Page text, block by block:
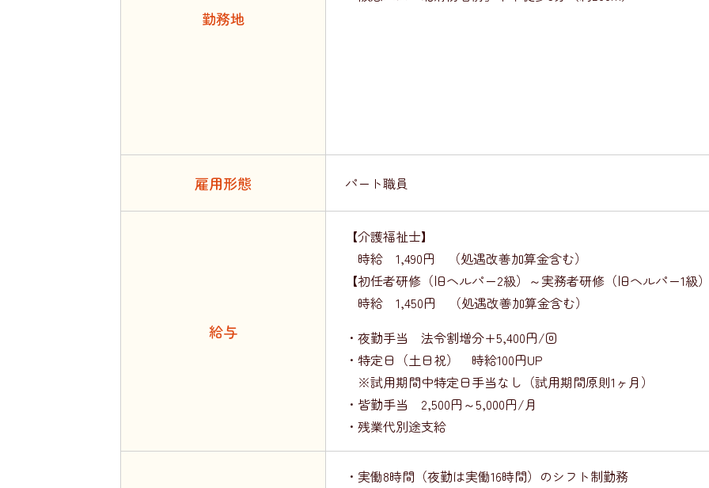
勤務地
雇用形態 パート職員
給与
【介護福祉士】
時給 1,490円 （処遇改善加算金含む）
【初任者研修（旧ヘルパー2級）～実務者研修（旧ヘルパー1級
時給 1,450円 （処遇改善加算金含む）
・夜勤手当 法令割増分+5,400円/回
・特定日（土日祝） 時給100円UP
※試用期間中特定日手当なし（試用期間原則1ヶ月）
・皆勤手当 2,500円～5,000円/月
・残業代別途支給
・実働8時間（夜勤は実働16時間）のシフト制勤務